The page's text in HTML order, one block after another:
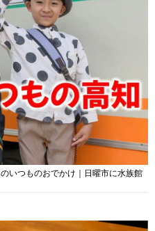
いつものおでかけ｜日曜市に水族館